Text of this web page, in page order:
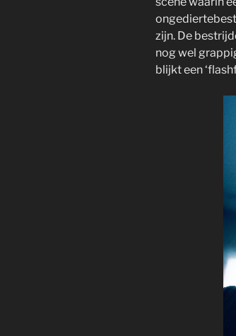
zijn. De
nog wel
blijkt een